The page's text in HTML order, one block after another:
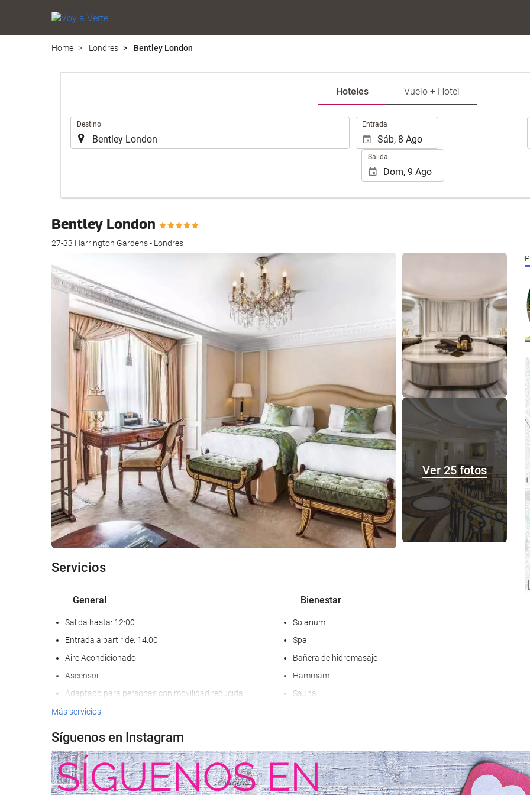
Home Londres Bentley London
Hoteles Vuelo + Hotel
Destino Entrada
Salida
Bentley London
27-33 Harrington Gardens - Londres
Ver 25 fotos
Servicios
General
Salida hasta: 12:00
Entrada a partir de: 14:00
Aire Acondicionado
Ascensor
Adaptado para personas con movilidad reducida
Habitaciones No fumadores
Bienestar
Solarium
Spa
Bañera de hidromasaje
Hammam
Sauna
Servicios de recepción Comida y bebida
Más servicios
Síguenos en Instagram